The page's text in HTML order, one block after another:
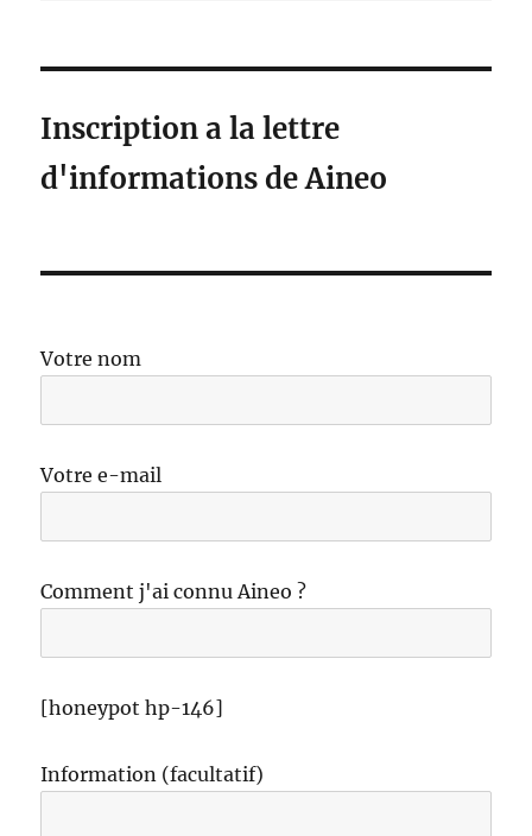
Inscription a la lettre
d'informations de Aineo
Votre nom
Votre e-mail
Comment j'ai connu Aineo ?
[honeypot hp-146]
Information (facultatif)